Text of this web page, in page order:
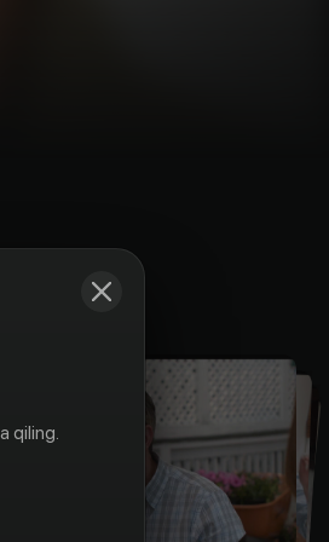
qiling.